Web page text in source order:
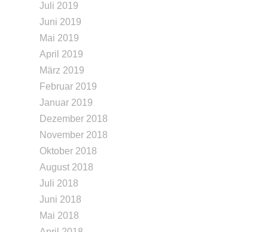
Juli 2019
Juni 2019
Mai 2019
April 2019
März 2019
Februar 2019
Januar 2019
Dezember 2018
November 2018
Oktober 2018
August 2018
Juli 2018
Juni 2018
Mai 2018